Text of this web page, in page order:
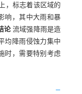
上，标志着该区域的
响，其中大雨和暴
论流域强降雨是造
均降雨侵蚀力集中
时，需要特别考虑